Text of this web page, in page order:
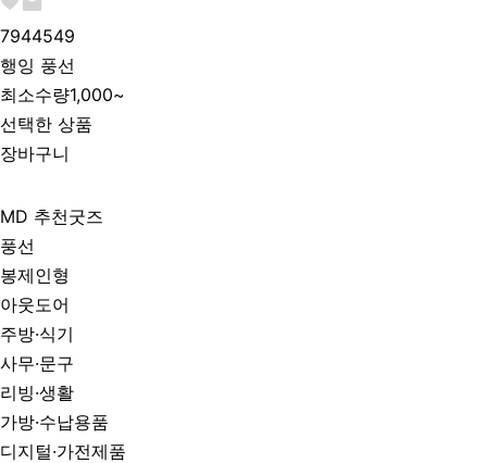
7944549
행잉 풍선
최소수량1,000~
선택한 상품
장바구니
MD 추천굿즈
풍선
봉제인형
아웃도어
주방·식기
사무·문구
리빙·생활
가방·수납용품
디지털·가전제품